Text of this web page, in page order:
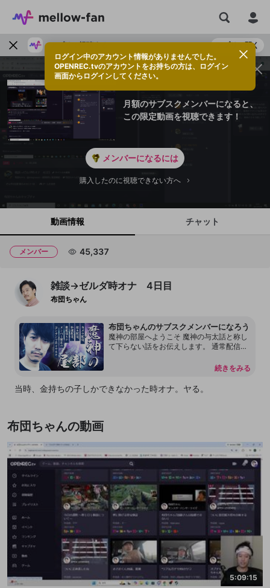
アプリで視聴する アプリで開く
月額のサブスクメンバーになると、
この限定動画を視聴できます！
メンバーになるには
購入したのに視聴できない方へ
動画情報 チャット
メンバー 45,337
雑談→ゼルダ時オナ 4日目
布団ちゃん
布団ちゃんのサブスクメンバーになろう
魔神の部屋へようこそ 魔神の与太話と称し
て下らない話をお伝えします。 通常配信で
を許可しておりません。 配信内容をリーク
然るべき対応をさせて頂く場合があるので
何卒よろしくお願いします。 尚、過度な連
続きをみる
当時、金持ちの子しかできなかった時オナ。ヤる。
布団ちゃんの動画
5:09:15
ログイン中のアカウント情報がありませんでした。
OPENREC.tvのアカウントをお持ちの方は、ログイン
画面からログインしてください。